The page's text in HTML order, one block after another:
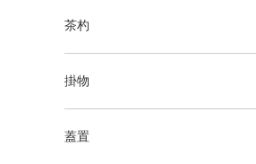
茶杓
掛物
蓋置